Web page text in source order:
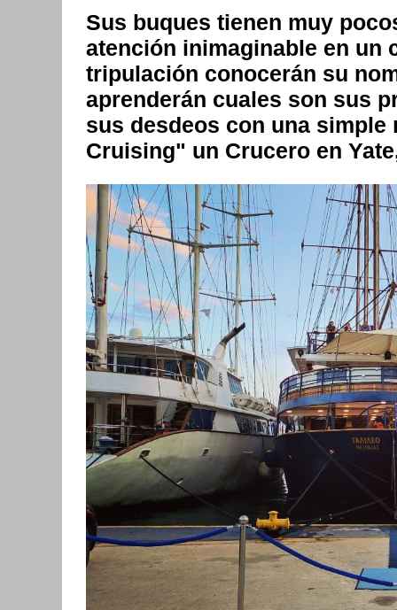
Sus buques tienen muy
atención inimaginable en un
tripulación conocerán su
aprenderán cuales son sus
sus desdeos con una
Cruising" un Crucero en